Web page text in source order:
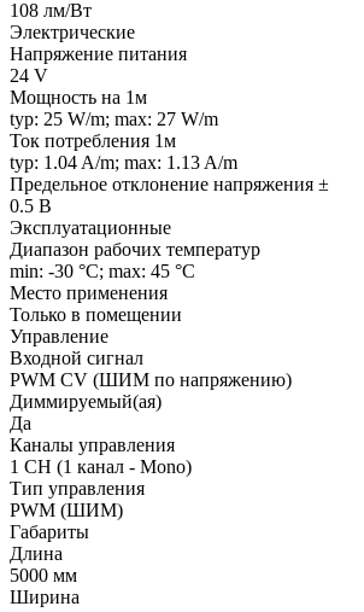
108 лм/Вт
Электрические
Напряжение питания
24 V
Мощность на 1м
typ: 25 W/m; max: 27 W/m
Ток потребления 1м
typ: 1.04 A/m; max: 1.13 A/m
Предельное отклонение напряжения ±
0.5 В
Эксплуатационные
Диапазон рабочих температур
min: -30 °C; max: 45 °C
Место применения
Только в помещении
Управление
Входной сигнал
PWM СV (ШИМ по напряжению)
Диммируемый(ая)
Да
Каналы управления
1 CH (1 канал - Mono)
Тип управления
PWM (ШИМ)
Габариты
Длина
5000 мм
Ширина